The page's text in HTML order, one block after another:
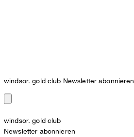
windsor. gold club Newsletter abonnieren
windsor. gold club
Newsletter abonnieren